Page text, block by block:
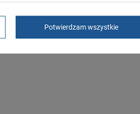
Potwierdzam wszystkie